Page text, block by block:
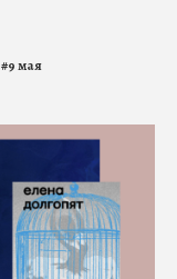
#9 мая